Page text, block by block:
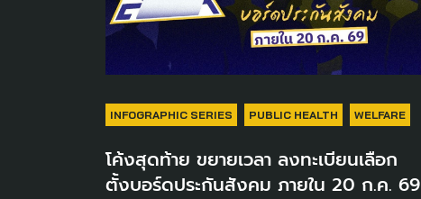
INFOGRAPHIC SERIES PUBLIC HEALTH WELFARE
โค้งสุดท้าย ขยายเวลา ลงทะเบียนเลือก
ตั้งบอร์ดประกันสังคม ภายใน 20 ก.ค. 69